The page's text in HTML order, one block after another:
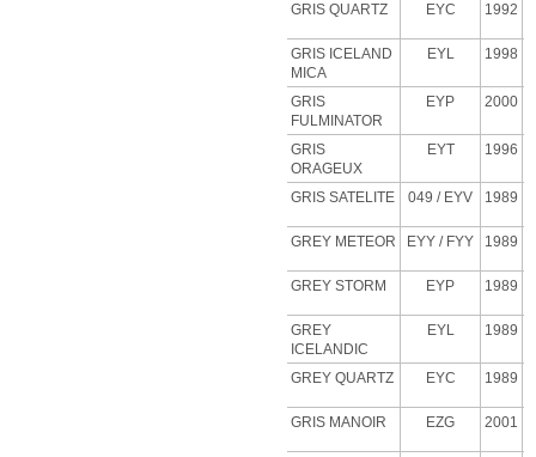
GRIS QUARTZ EYC 1992
GRIS ICELAND
MICA
EYL 1998
GRIS
FULMINATOR
EYP 2000
GRIS
ORAGEUX
EYT 1996
GRIS SATELITE 049 / EYV 1989
GREY METEOR EYY / FYY 1989
GREY STORM EYP 1989
GREY
ICELANDIC
EYL 1989
GREY QUARTZ EYC 1989
GRIS MANOIR EZG 2001